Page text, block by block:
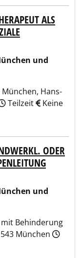
ALS
und
Hans-
Teilzeit
Keine
ODER
und
Behinderung
München